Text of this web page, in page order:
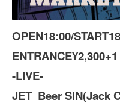
OPEN18:00/
-LIVE-
JET Beer SIN(Jack